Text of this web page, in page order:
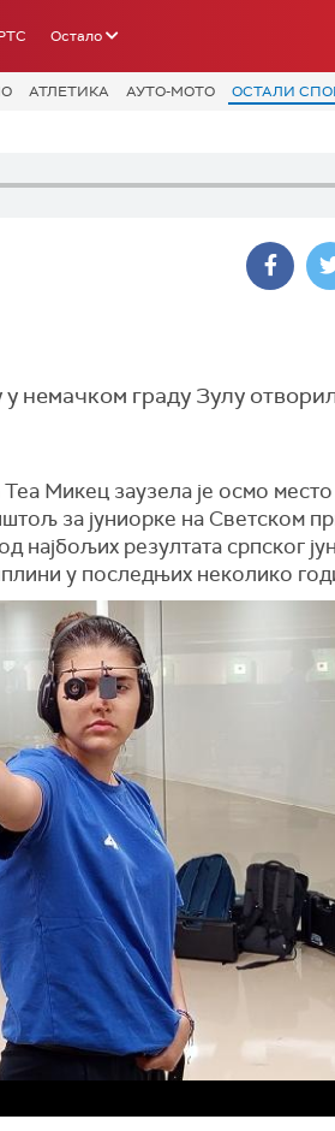
Остало
АТЛЕТИКА АУТО-МОТО ОСТАЛИ
немачком граду Зулу
Микец заузела је осмо
за јуниорке на Светском
најбољих резултата српског
у последњих неколико